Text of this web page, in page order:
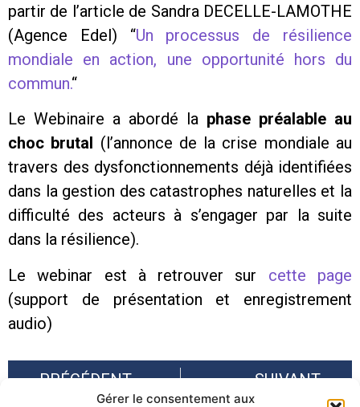
Gérer le consentement aux
partir de l’article de Sandra DECELLE-LAMOTHE
(Agence Edel) “Un processus de résilience
mondiale en action, une opportunité hors du
commun.“
Le Webinaire a abordé la phase préalable au
choc brutal (l’annonce de la crise mondiale au
travers des dysfonctionnements déjà identifiées
dans la gestion des catastrophes naturelles et la
difficulté des acteurs à s’engager par la suite
dans la résilience).
Le webinar est à retrouver sur cette page
(support de présentation et enregistrement
audio)
PRÉCÉDENT
L’IGN et la Régie de Gestion des Données Savoie Mont Blanc (RGD) collaborent pour développer la description altimétrique du territoire
SUIVANT